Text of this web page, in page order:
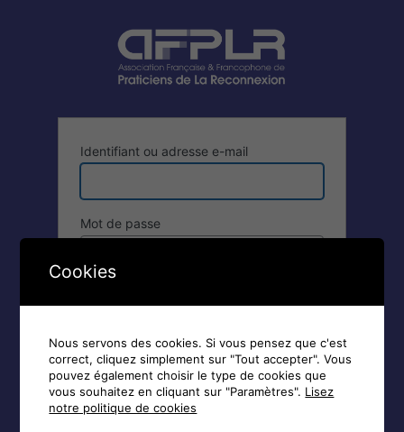
Identifiant ou adresse e-mail
Mot de passe
Inscription | Mot de passe oublié ?
Cookies
Nous servons des cookies. Si vous pensez que c'est
correct, cliquez simplement sur "Tout accepter". Vous
pouvez également choisir le type de cookies que
vous souhaitez en cliquant sur "Paramètres". Lisez
notre politique de cookies